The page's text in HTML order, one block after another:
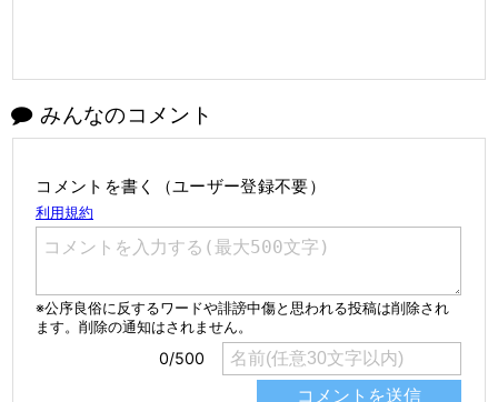
みんなのコメント
コメントを書く（ユーザー登録不要）